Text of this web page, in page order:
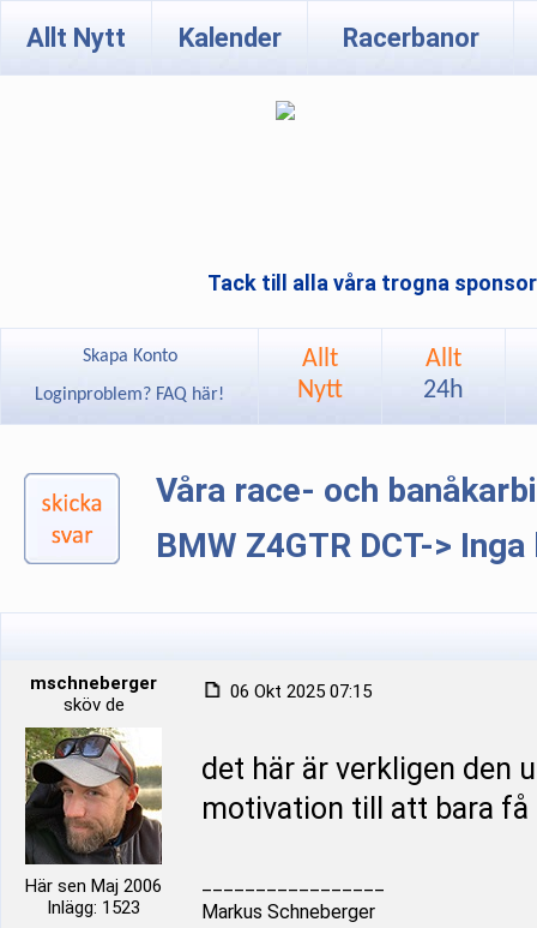
Allt Nytt Kalender Racerbanor
Tack till alla våra trogna
Skapa Konto
Loginproblem? FAQ här!
Allt
Nytt
Allt
24h
Våra race- och
BMW Z4GTR DCT->
mschneberger
sköv de
Här sen Maj 2006
Inlägg: 1523
06 Okt 2025 07:15
det här är verkligen den
motivation till att bara få
Markus Schneberger